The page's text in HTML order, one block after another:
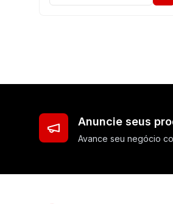
Anuncie seus
Avance seu negócio